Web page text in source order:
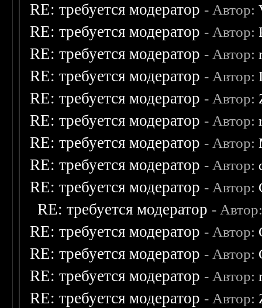
RE: требуется модератор - Автор:
RE: требуется модератор - Автор:
RE: требуется модератор - Автор:
RE: требуется модератор - Автор:
RE: требуется модератор - Автор:
RE: требуется модератор - Автор:
RE: требуется модератор - Автор:
RE: требуется модератор - Автор:
RE: требуется модератор - Автор:
RE: требуется модератор -
RE: требуется модератор - Автор:
RE: требуется модератор - Автор:
RE: требуется модератор - Автор:
RE: требуется модератор - Автор: